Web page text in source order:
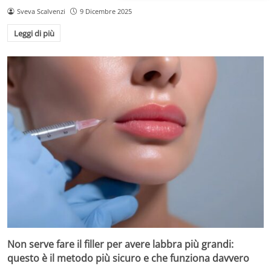
Sveva Scalvenzi 9 Dicembre 2025
Leggi di più
Non serve fare il filler per avere labbra più grandi:
questo è il metodo più sicuro e che funziona davvero